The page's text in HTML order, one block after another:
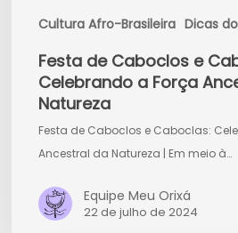
Cultura Afro-Brasileira Dicas
Festa de Caboclos e
Celebrando a Força
Natureza
Festa de Caboclos e Caboclas:
Ancestral da Natureza | Em meio à…
Equipe Meu Orixá
22 de julho de 2024